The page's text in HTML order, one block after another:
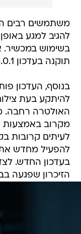
משתמשים רבים
להגיב למגע
בשימוש במכשיר.
תוקנה בעדכון 18.0.1.
בנוסף, העדכון
להיתקע בעת
האולטרה רחבה.
מקרוב
לעיתים קרובות
להפעיל מחדש את
בעדכון החדש.
הזיכרון שפגעה